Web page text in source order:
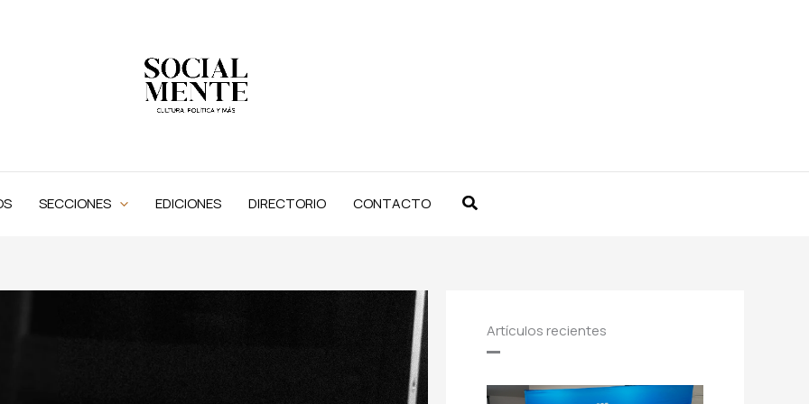
SECCIONES EDICIONES DIRECTORIO CONTACTO Buscar
Artículos recientes